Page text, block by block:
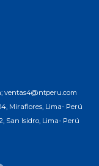
ventas4@ntperu.com
Miraflores, Lima- Perú
San Isidro, Lima- Perú